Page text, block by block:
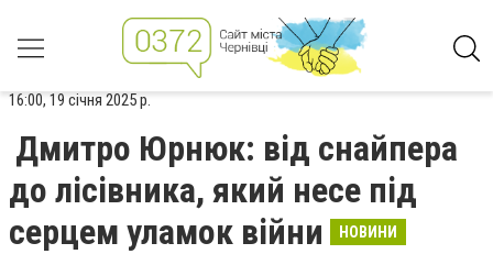
16:00, 19 січня 2025 р.
Дмитро Юрнюк: від снайпера
до лісівника, який несе під
серцем уламок війни
НОВИНИ